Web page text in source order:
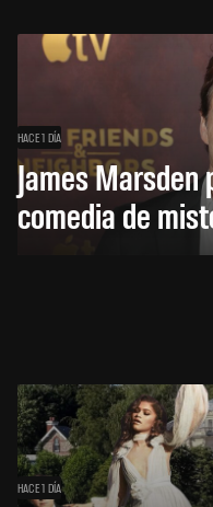
HACE 1 DÍA
James
comedia de
HACE 1 DÍA